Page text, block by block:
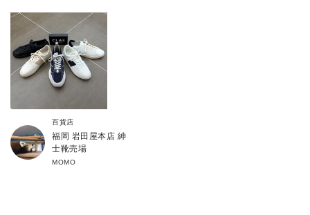
百貨店
福岡 岩田屋本店 紳
士靴売場
MOMO